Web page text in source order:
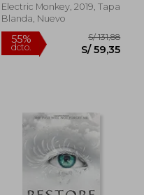
Electric Monkey, 2019, Tapa
Blanda, Nuevo